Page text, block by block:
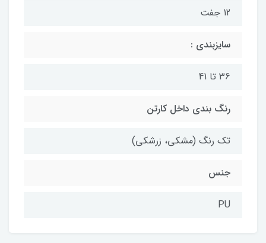
12 جفت
سایزبندی :
36 تا 41
رنگ بندی داخل کارتن
تک رنگ (مشکی، زرشکی)
جنس
PU